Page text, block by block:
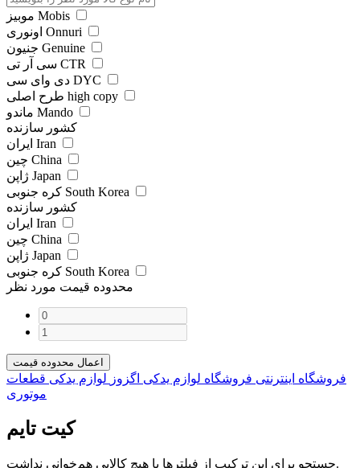
موبیز Mobis
اونوری Onnuri
جنیون Genuine
سی آر تی CTR
دی وای سی DYC
طرح اصلی high copy
ماندو Mando
کشور سازنده
ایران Iran
چین China
ژاپن Japan
کره جنوبی South Korea
کشور سازنده
ایران Iran
چین China
ژاپن Japan
کره جنوبی South Korea
محدوده قیمت مورد نظر
اعمال محدوده قیمت
فروشگاه اینترنتی فروشگاه لوازم یدکی اگزوز لوازم یدکی قطعات
موتوری
کیت تایم
جستجو برای این ترکیب از فیلترها با هیچ کالایی هم‌خوانی نداشت.